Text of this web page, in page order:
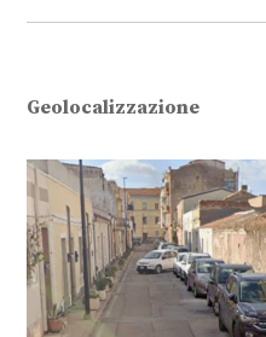
Geolocalizzazione